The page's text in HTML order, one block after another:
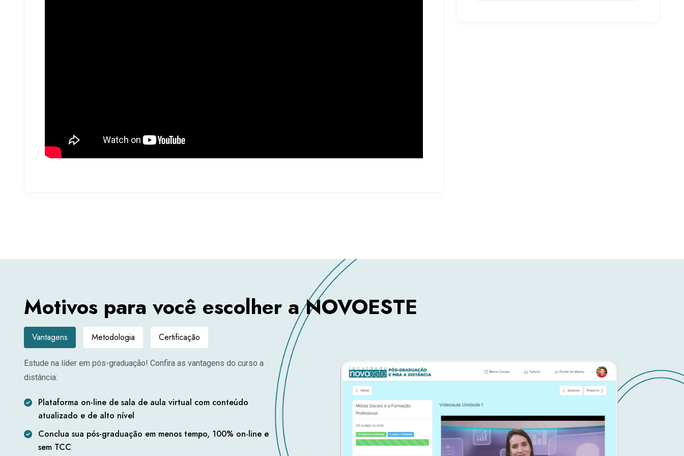
Motivos para você escolher a NOVOESTE
Vantagens Metodologia Certificação
Estude na líder em pós-graduação! Confira as vantagens do curso a
distância:
Plataforma on-line de sala de aula virtual com conteúdo
atualizado e de alto nível
Conclua sua pós-graduação em menos tempo, 100% on-line e
sem TCC